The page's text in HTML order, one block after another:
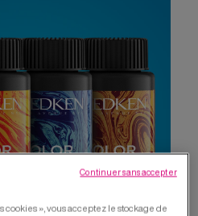
cookies », vous acceptez le stockage de
Continuer sans accepter